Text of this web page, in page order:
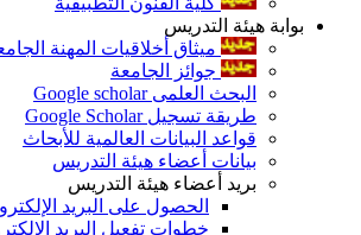
بوابة هيئة التدريس
ميثاق أخلاقيات المهنة
جوائز الجامعة
البحث العلمى Google scholar
طريقة تسجيل Google Scholar
قواعد البيانات العالمية للأبحاث
بيانات أعضاء هيئة التدريس
بريد أعضاء هيئة التدريس
الحصول على البريد
خطوات تفعيل البريد